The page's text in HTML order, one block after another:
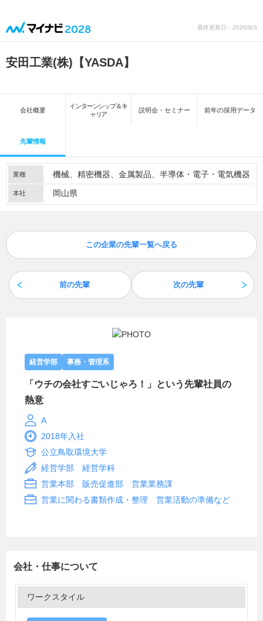
最終更新日：2026/8/3
安田工業(株)【YASDA】
会社概要
インターンシップ＆キ
ャリア
説明会・セミナー 前年の採用データ
先輩情報
業種 機械 精密機器 金属製品 半導体・電子・電気機器
本社 岡山県
前の先輩
この企業の先輩一覧へ戻る
次の先輩
経営学部 事務・管理系
「ウチの会社すごいじゃろ！」という先輩社員の
熱意
A
2018年入社
公立鳥取環境大学
経営学部 経営学科
営業本部 販売促進部 営業業務課
営業に関わる書類作成・整理 営業活動の準備など
会社・仕事について
ワークスタイル